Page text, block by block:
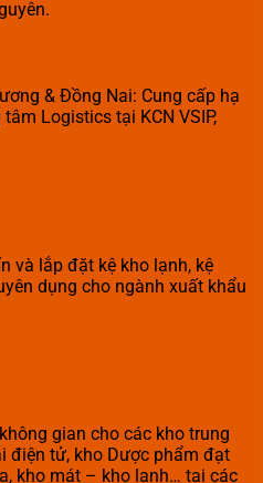
& Đồng Nai: Cung cấp hạ
Logistics tại KCN VSIP,
và lắp đặt kệ kho lạnh, kệ
dụng cho ngành xuất khẩu
gian cho các kho trung
điện tử, kho Dược phẩm đạt
kho mát – kho lạnh… tại các